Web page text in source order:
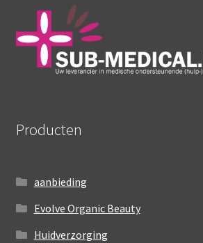
Producten
aanbieding
Evolve Organic Beauty
Huidverzorging